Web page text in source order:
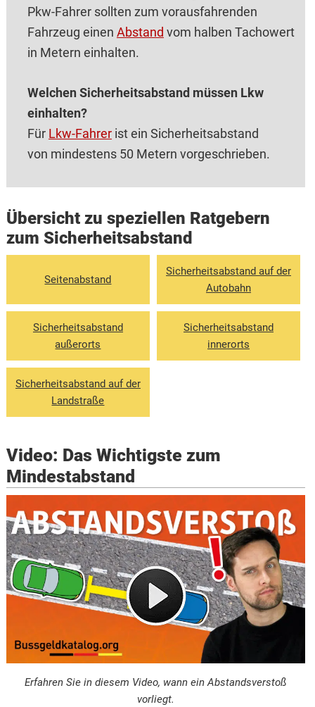
Pkw-Fahrer sollten zum vorausfahrenden
Fahrzeug einen Abstand vom halben Tachowert
in Metern einhalten.
Welchen Sicherheitsabstand müssen Lkw
einhalten?
Für Lkw-Fahrerist ein Sicherheitsabstand
von mindestens 50 Metern vorgeschrieben.
Übersicht zu speziellen Ratgebern
zum Sicherheitsabstand
Seitenabstand
Sicherheitsabstand auf der
Autobahn
Sicherheitsabstand
außerorts
Sicherheitsabstand
innerorts
Sicherheitsabstand auf der
Landstraße
Video: Das Wichtigste zum
Mindestabstand
Erfahren Sie in diesem Video, wann ein Abstandsverstoß
vorliegt.